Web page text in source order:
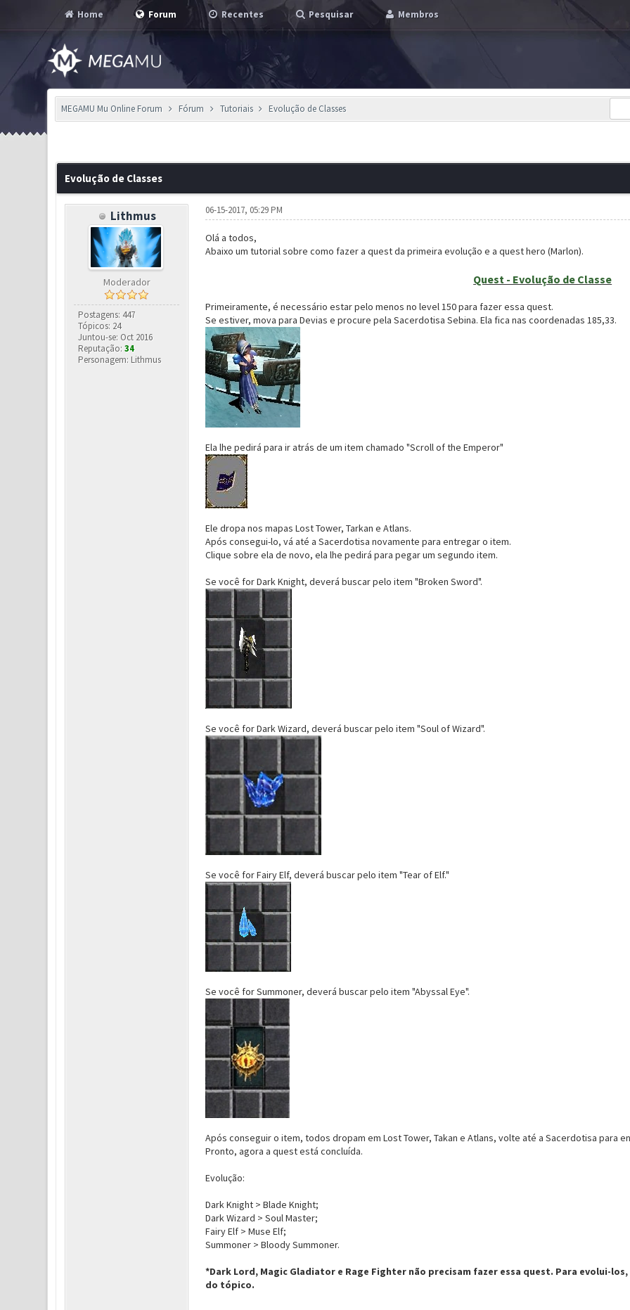
Home Forum Recentes Pesquisar Membros
MEGAMU Mu Online Forum Fórum Tutoriais Evolução de Classes
Evolução de Classes
Lithmus
Moderador
Postagens: 447
Tópicos: 24
Juntou-se: Oct 2016
Reputação:34
Personagem: Lithmus
06-15-2017, 05:29 PM
Olá a todos,
Abaixo um tutorial sobre como fazer a quest da primeira evolução e a quest hero (Marlon).
Quest - Evolução de Classe
Primeiramente, é necessário estar pelo menos no level 150 para fazer essa quest.
Se estiver, mova para Devias e procure pela Sacerdotisa Sebina. Ela fica nas coordenadas 185,33.
Ela lhe pedirá para ir atrás de um item chamado "Scroll of the Emperor"
Ele dropa nos mapas Lost Tower, Tarkan e Atlans.
Após consegui-lo, vá até a Sacerdotisa novamente para entregar o item.
Clique sobre ela de novo, ela lhe pedirá para pegar um segundo item.
Se você for Dark Knight, deverá buscar pelo item "Broken Sword".
Se você for Dark Wizard, deverá buscar pelo item "Soul of Wizard".
Se você for Fairy Elf, deverá buscar pelo item "Tear of Elf."
Se você for Summoner, deverá buscar pelo item "Abyssal Eye".
Após conseguir o item, todos dropam em Lost Tower, Takan e Atlans, volte até a Sacerdotisa para
Pronto, agora a quest está concluída.
Evolução:
Dark Knight > Blade Knight;
Dark Wizard > Soul Master;
Fairy Elf > Muse Elf;
Summoner > Bloody Summoner.
*Dark Lord, Magic Gladiator e Rage Fighter não precisam fazer essa quest. Para evolui-
do tópico.